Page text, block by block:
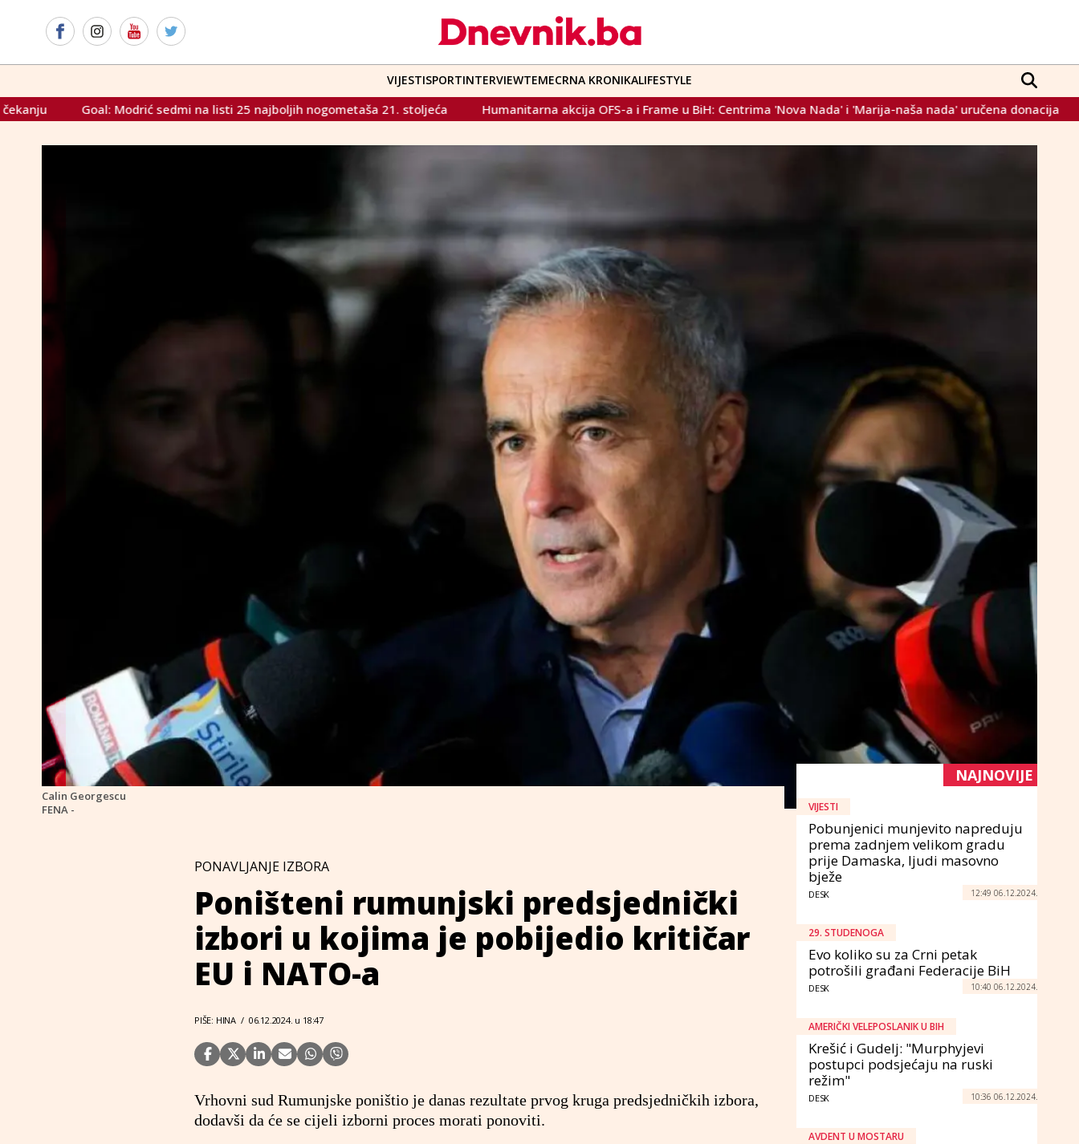
VIJESTISPORTINTERVIEWTEMECRNA KRONIKALIFESTYLE
sedmi na listi 25 najboljih nogometaša 21. stoljeća Humanitarna akcija OFS-a i Frame u BiH: Centrima 'Nova Nada' i 'Marija-naša nada' uručena donacija Biden razmatra
Calin Georgescu
FENA -
PONAVLJANJE IZBORA
Poništeni rumunjski predsjednički
izbori u kojima je pobijedio kritičar
EU i NATO-a
PIŠE: HINA / 06.12.2024. u 18:47
Vrhovni sud Rumunjske poništio je danas rezultate prvog kruga predsjedničkih izbora,
dodavši da će se cijeli izborni proces morati ponoviti.
NAJNOVIJE
VIJESTI
Pobunjenici munjevito napreduju
prema zadnjem velikom gradu
prije Damaska, ljudi masovno
bježe
DESK 12:49 06.12.2024.
29. STUDENOGA
Evo koliko su za Crni petak
potrošili građani Federacije BiH
DESK 10:40 06.12.2024.
AMERIČKI VELEPOSLANIK U BIH
Krešić i Gudelj: "Murphyjevi
postupci podsjećaju na ruski
režim"
DESK 10:36 06.12.2024.
AVDENT U MOSTARU